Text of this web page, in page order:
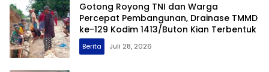
Gotong Royong TNI dan Warga
Percepat Pembangunan, Drainase TMMD
ke-129 Kodim 1413/Buton Kian Terbentuk
Berita Juli 28, 2026